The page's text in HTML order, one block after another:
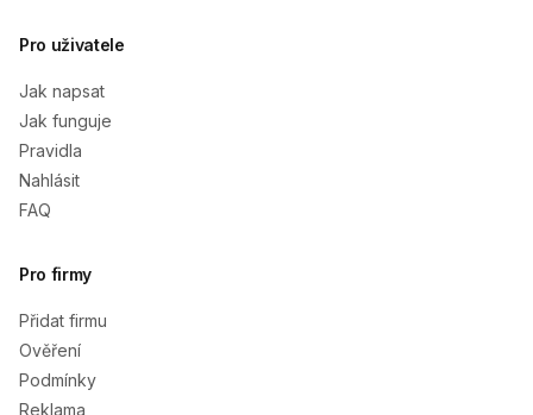
Pro uživatele
Jak napsat
Jak funguje
Pravidla
Nahlásit
FAQ
Pro firmy
Přidat firmu
Ověření
Podmínky
Reklama